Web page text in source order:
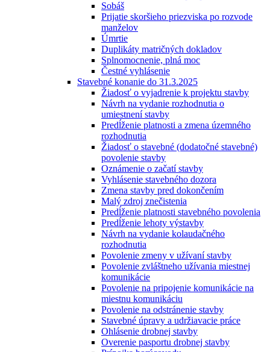
Sobáš
Prijatie skoršieho priezviska po rozvode
manželov
Úmrtie
Duplikáty matričných dokladov
Splnomocnenie, plná moc
Čestné vyhlásenie
Stavebné konanie do 31.3.2025
Žiadosť o vyjadrenie k projektu stavby
Návrh na vydanie rozhodnutia o
umiestnení stavby
Predĺženie platnosti a zmena územného
rozhodnutia
Žiadosť o stavebné (dodatočné stavebné)
povolenie stavby
Oznámenie o začatí stavby
Vyhlásenie stavebného dozora
Zmena stavby pred dokončením
Malý zdroj znečistenia
Predĺženie platnosti stavebného povolenia
Predĺženie lehoty výstavby
Návrh na vydanie kolaudačného
rozhodnutia
Povolenie zmeny v užívaní stavby
Povolenie zvláštneho užívania miestnej
komunikácie
Povolenie na pripojenie komunikácie na
miestnu komunikáciu
Povolenie na odstránenie stavby
Stavebné úpravy a udržiavacie práce
Ohlásenie drobnej stavby
Overenie pasportu drobnej stavby